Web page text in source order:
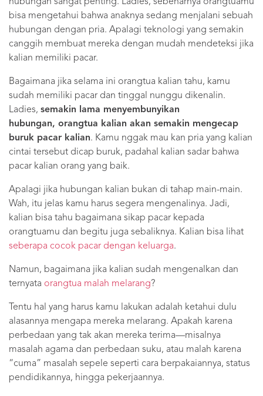
hubungan sangat penting. Ladies, sebenarnya orangtuamu
bisa mengetahui bahwa anaknya sedang menjalani sebuah
hubungan dengan pria. Apalagi teknologi yang semakin
canggih membuat mereka dengan mudah mendeteksi jika
kalian memiliki pacar.
Bagaimana jika selama ini orangtua kalian tahu, kamu
sudah memiliki pacar dan tinggal nunggu dikenalin.
Ladies, semakin lama menyembunyikan
hubungan, orangtua kalian akan semakin mengecap
buruk pacar kalian. Kamu nggak mau kan pria yang kalian
cintai tersebut dicap buruk, padahal kalian sadar bahwa
pacar kalian orang yang baik.
Apalagi jika hubungan kalian bukan di tahap main-main.
Wah, itu jelas kamu harus segera mengenalinya. Jadi,
kalian bisa tahu bagaimana sikap pacar kepada
orangtuamu dan begitu juga sebaliknya. Kalian bisa lihat
seberapa cocok pacar dengan keluarga.
Namun, bagaimana jika kalian sudah mengenalkan dan
ternyata orangtua malah melarang?
Tentu hal yang harus kamu lakukan adalah ketahui dulu
alasannya mengapa mereka melarang. Apakah karena
perbedaan yang tak akan mereka terima—misalnya
masalah agama dan perbedaan suku, atau malah karena
“cuma” masalah sepele seperti cara berpakaiannya, status
pendidikannya, hingga pekerjaannya.